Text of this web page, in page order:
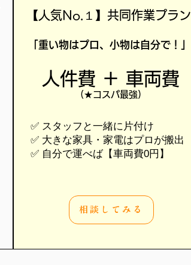
【人気No.１】共同作業プラン
「重い物はプロ、小物は自分で！」
人件費 ＋ 車両費
(★コスパ最強)
✅ スタッフと一緒に片付け
✅ 大きな家具・家電はプロが搬出
✅ 自分で運べば【車両費0円】
相談してみる